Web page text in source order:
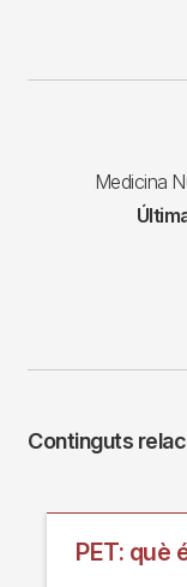
Medicina
Continguts
PET: què